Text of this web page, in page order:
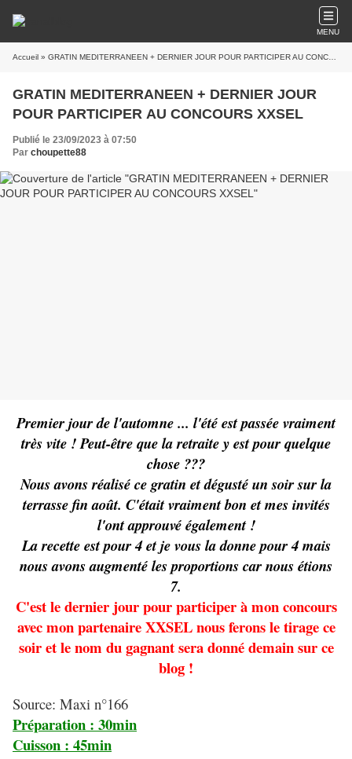
MENU
Accueil » GRATIN MEDITERRANEEN + DERNIER JOUR POUR PARTICIPER AU CONCOURS XXSEL
GRATIN MEDITERRANEEN + DERNIER JOUR
POUR PARTICIPER AU CONCOURS XXSEL
Publié le 23/09/2023 à 07:50
Par choupette88
Premier jour de l'automne ... l'été est passée vraiment
très vite ! Peut-être que la retraite y est pour quelque
chose ???
Nous avons réalisé ce gratin et dégusté un soir sur la
terrasse fin août. C'était vraiment bon et mes invités
l'ont approuvé également !
La recette est pour 4 et je vous la donne pour 4 mais
nous avons augmenté les proportions car nous étions
7.
C'est le dernier jour pour participer à mon concours
avec mon partenaire XXSEL nous ferons le tirage ce
soir et le nom du gagnant sera donné demain sur ce
blog !
Source: Maxi n°166
Préparation : 30min
Cuisson : 45min